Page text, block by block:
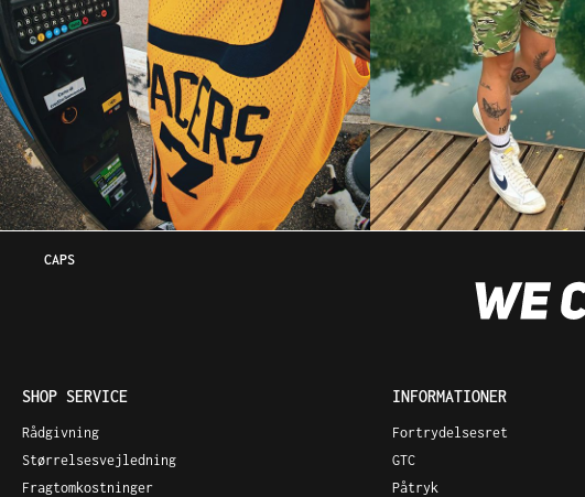
CAPS
SHOP SERVICE
Rådgivning
Størrelsesvejledning
Fragtomkostninger
INFORMATIONER
Fortrydelsesret
GTC
Påtryk